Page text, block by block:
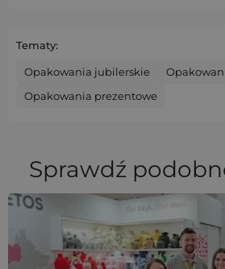
Tematy:
Opakowania jubilerskie
Opakowania prezentowe
Sprawdź